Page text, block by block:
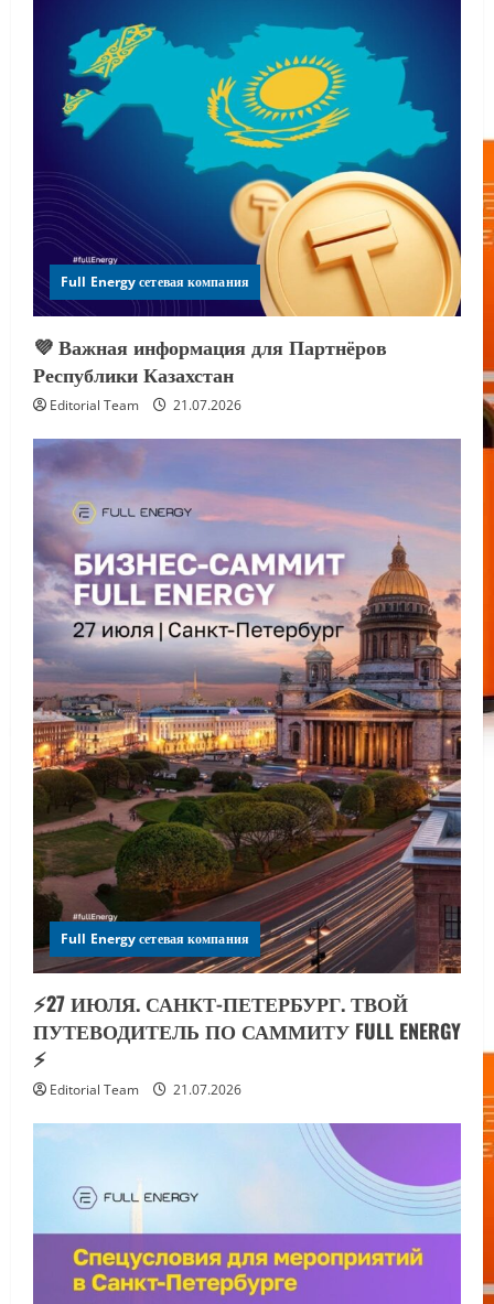
Full Energy сетевая компания
💜 Важная информация для Партнёров
Республики Казахстан
Editorial Team 21.07.2026
Full Energy сетевая компания
⚡️27 ИЮЛЯ. САНКТ-ПЕТЕРБУРГ. ТВОЙ
ПУТЕВОДИТЕЛЬ ПО САММИТУ FULL ENERGY
⚡️
Editorial Team 21.07.2026